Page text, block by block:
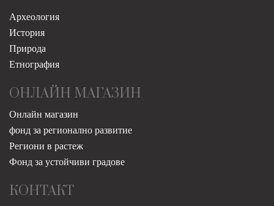
Археология
История
Природа
Етнография
ОНЛАЙН МАГАЗИН
Онлайн магазин
фонд за регионално развитие
Региони в растеж
Фонд за устойчиви градове
КОНТАКТ